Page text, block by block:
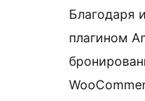
Благодаря
плагином